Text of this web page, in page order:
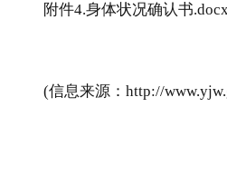
附件4.身体状况确认书
(信息来源：http://